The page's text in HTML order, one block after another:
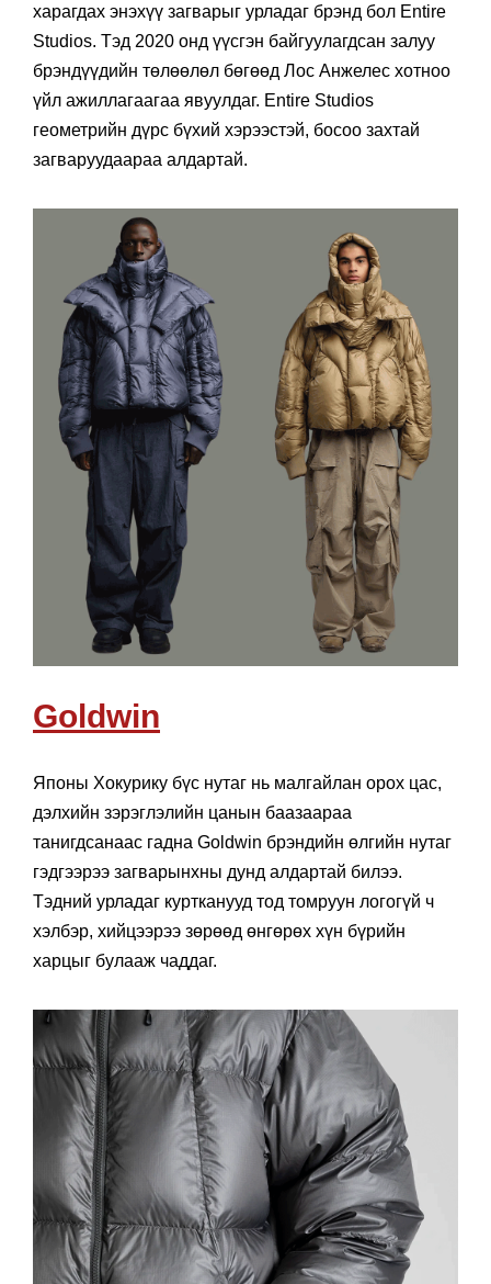
харагдах энэхүү загварыг урладаг брэнд бол Entire
Studios. Тэд 2020 онд үүсгэн байгуулагдсан залуу
брэндүүдийн төлөөлөл бөгөөд Лос Анжелес хотноо
үйл ажиллагаагаа явуулдаг. Entire Studios
геометрийн дүрс бүхий хэрээстэй, босоо захтай
загваруудаараа алдартай.
Goldwin
Японы Хокурику бүс нутаг нь малгайлан орох цас,
дэлхийн зэрэглэлийн цанын баазаараа
танигдсанаас гадна Goldwin брэндийн өлгийн нутаг
гэдгээрээ загварынхны дунд алдартай билээ.
Тэдний урладаг куртканууд тод томруун логогүй ч
хэлбэр, хийцээрээ зөрөөд өнгөрөх хүн бүрийн
харцыг булааж чаддаг.